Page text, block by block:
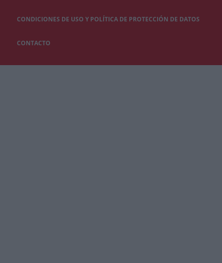
CONDICIONES DE USO Y POLÍTICA DE PROTECCIÓN DE DATOS
CONTACTO